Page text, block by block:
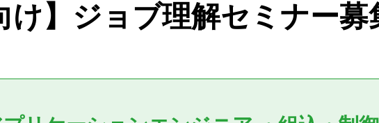
け】ジョブ理解セミナー募